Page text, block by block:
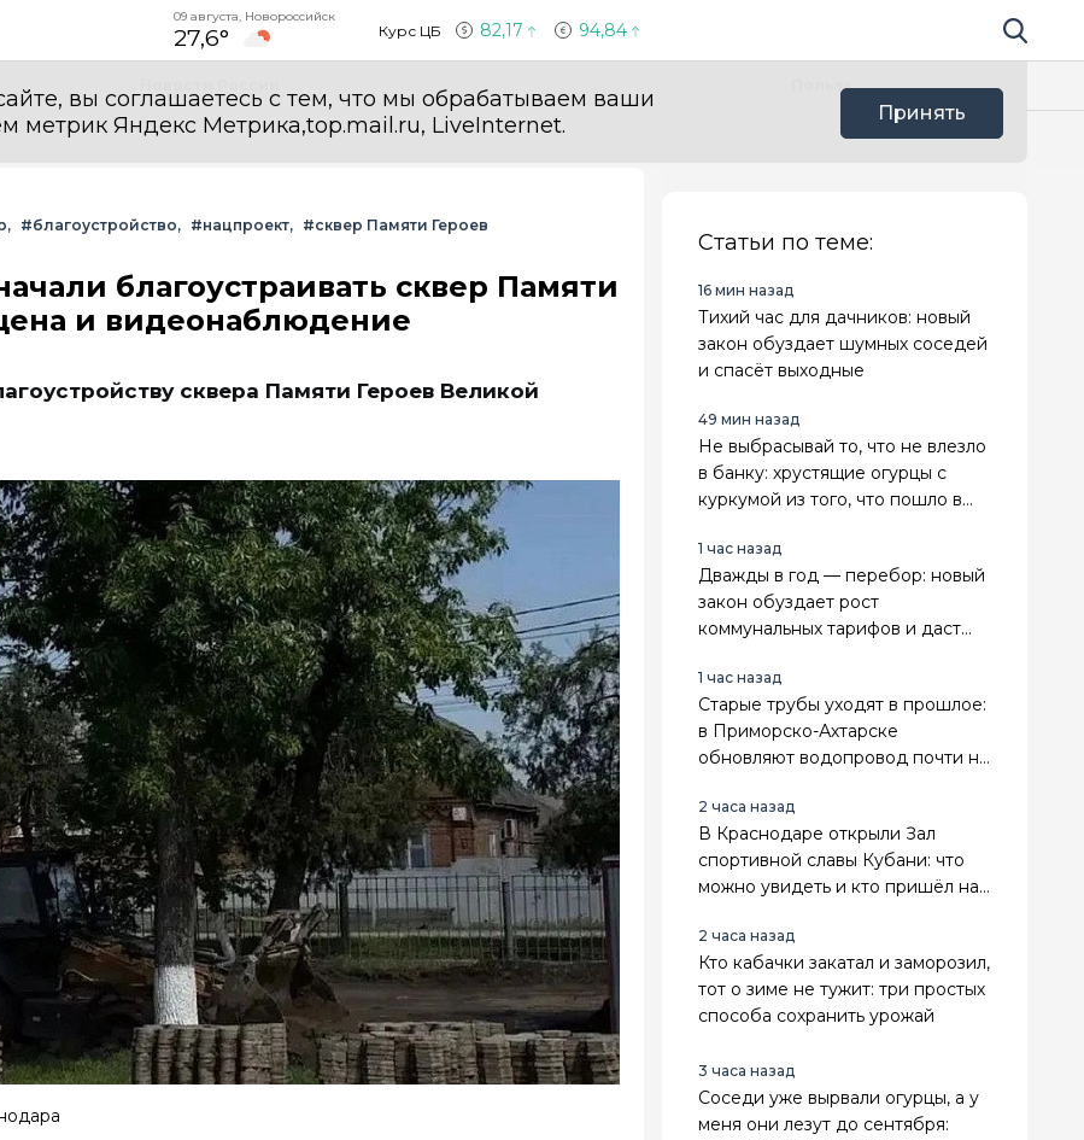
09 августа, Новороссийск
27,6° Курс ЦБ 82,17 94,84 Поиск по
вы соглашаетесь с тем, что мы обрабатываем ваши
метрик Яндекс Метрика,top.mail.ru, LiveInternet.
Принять
Польза
#благоустройство #нацпроект #сквер Памяти Героев
благоустраивать сквер Памяти
и видеонаблюдение
сквера Памяти Героев Великой
Статьи по теме:
16 мин назад
Тихий час для дачников: новый
закон обуздает шумных соседей
и спасёт выходные
49 мин назад
Не выбрасывай то, что не влезло
в банку: хрустящие огурцы с
куркумой из того, что пошло в
1 час назад
Дважды в год — перебор: новый
закон обуздает рост
коммунальных тарифов и даст
1 час назад
Старые трубы уходят в прошлое:
в Приморско-Ахтарске
обновляют водопровод почти на
2 часа назад
В Краснодаре открыли Зал
спортивной славы Кубани: что
можно увидеть и кто пришёл на
2 часа назад
Кто кабачки закатал и заморозил,
тот о зиме не тужит: три простых
способа сохранить урожай
3 часа назад
Соседи уже вырвали огурцы, а у
меня они лезут до сентября: